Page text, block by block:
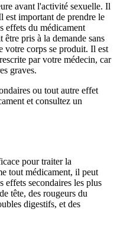
avant l'activité sexuelle. Il
est important de prendre le
effets du médicament
pris à la demande sans
votre corps se produit. Il est
par votre médecin, car
graves.
ou tout autre effet
et consultez un
pour traiter la
tout médicament, il peut
effets secondaires les plus
tête, des rougeurs du
digestifs, et des